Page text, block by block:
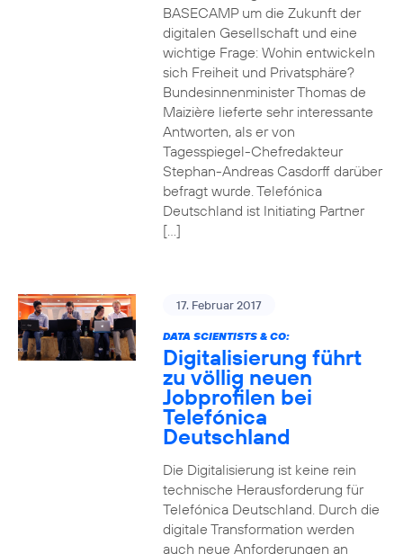
BASECAMP um die Zukunft der
digitalen Gesellschaft und eine
wichtige Frage: Wohin entwickeln
sich Freiheit und Privatsphäre?
Bundesinnenminister Thomas de
Maizière lieferte sehr interessante
Antworten, als er von
Tagesspiegel-Chefredakteur
Stephan-Andreas Casdorff darüber
befragt wurde. Telefónica
Deutschland ist Initiating Partner
[…]
17. Februar 2017
DATA SCIENTISTS & CO:
Digitalisierung führt
zu völlig neuen
Jobprofilen bei
Telefónica
Deutschland
Die Digitalisierung ist keine rein
technische Herausforderung für
Telefónica Deutschland. Durch die
digitale Transformation werden
auch neue Anforderungen an